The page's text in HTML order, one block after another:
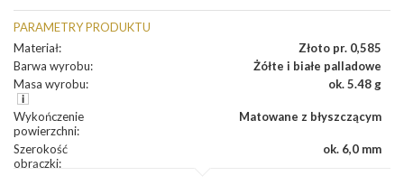
PARAMETRY PRODUKTU
Materiał:
Złoto pr. 0,585
Barwa wyrobu:
Żółte i białe palladowe
Masa wyrobu: ok. 5.48 g
Wykończenie
powierzchni:
Matowane z błyszczącym
Szerokość
obrączki:
ok. 6,0 mm